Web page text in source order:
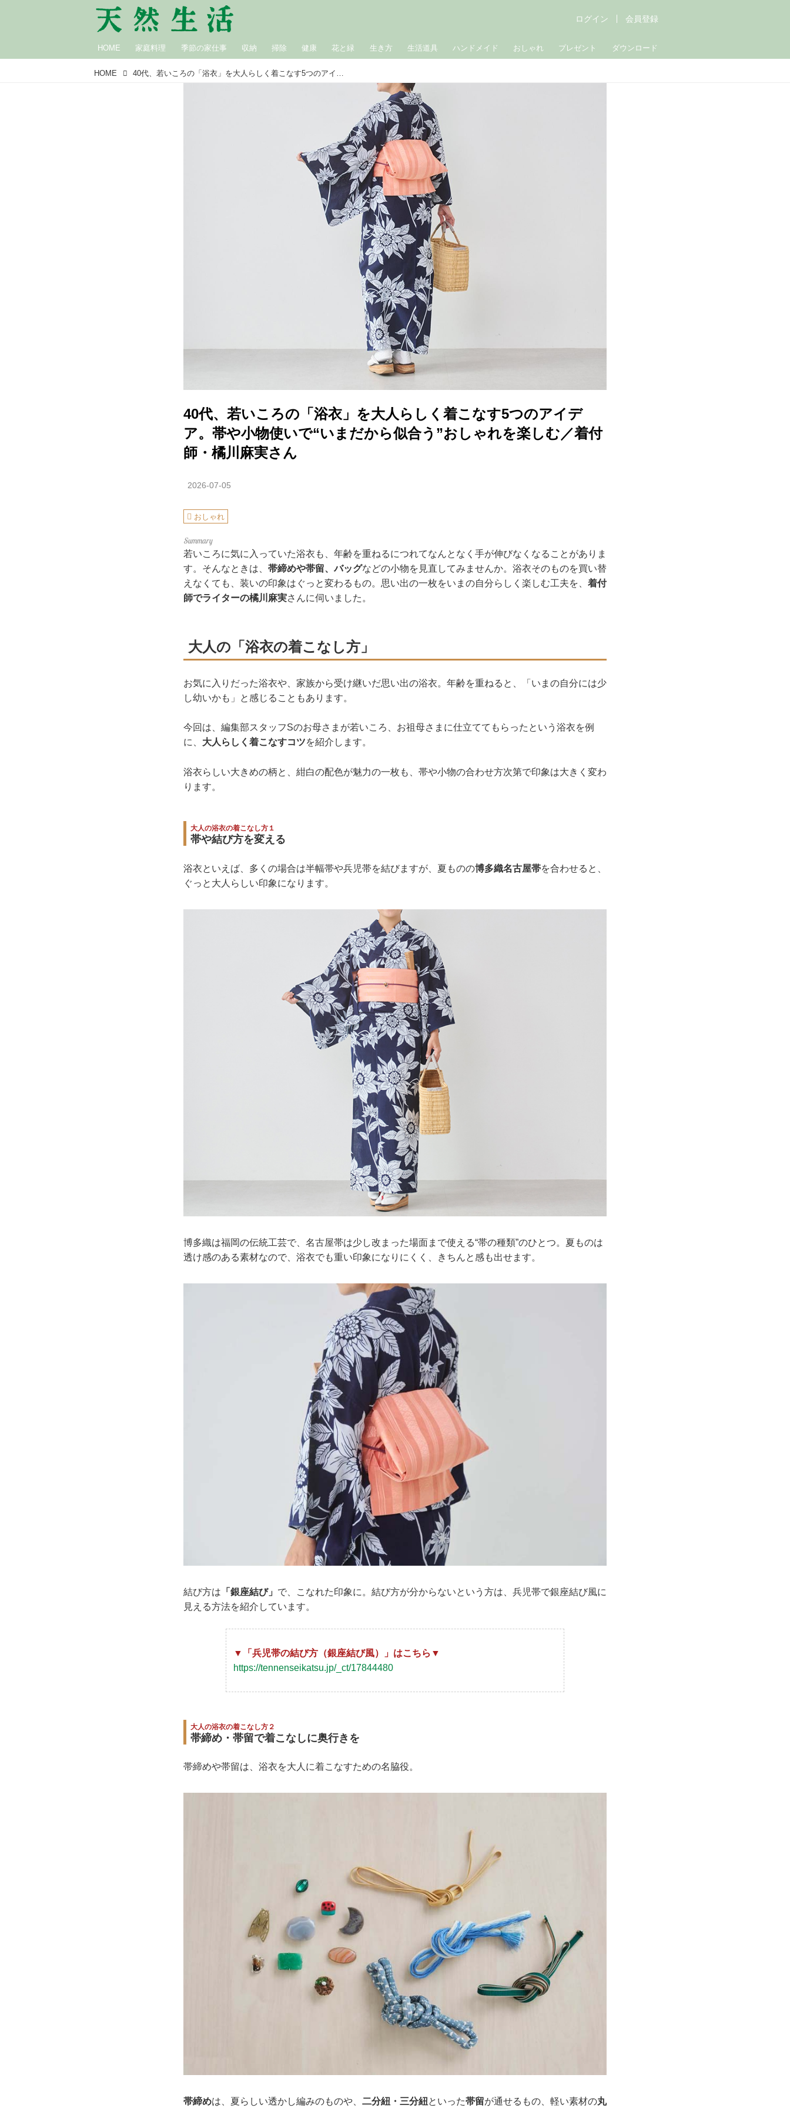
HOME 家庭料理 季節の家仕事 収納 掃除 健康 花と緑 生き方 生活道具 ハンドメイド おしゃれ プレゼント ダウンロード
ログイン 会員登録
HOME 40代、若いころの「浴衣」を大人らしく着こなす5つのアイデア。帯や小物使いで“いまだから似合う”おしゃれを楽しむ／着付師・橘川麻実さん
40代、若いころの「浴衣」を大人らしく着こなす5つのアイデ
ア。帯や小物使いで“いまだから似合う”おしゃれを楽しむ／着付
師・橘川麻実さん
2026-07-05
おしゃれ
若いころに気に入っていた浴衣も、年齢を重ねるにつれてなんとなく手が伸びなくなることがありま
す。そんなときは、 帯締めや帯留、バッグなどの小物を見直してみませんか。浴衣そのものを買い替
えなくても、装いの印象はぐっと変わるもの。思い出の一枚をいまの自分らしく楽しむ工夫を、 着付
師でライターの橘川麻実さんに伺いました。
大人の「浴衣の着こなし方」
お気に入りだった浴衣や、家族から受け継いだ思い出の浴衣。年齢を重ねると、「いまの自分には少
し幼いかも」と感じることもあります。
今回は、編集部スタッフSのお母さまが若いころ、お祖母さまに仕立ててもらったという浴衣を例
に、 大人らしく着こなすコツを紹介します。
浴衣らしい大きめの柄と、紺白の配色が魅力の一枚も、帯や小物の合わせ方次第で印象は大きく変わ
ります。
大人の浴衣の着こなし方１
帯や結び方を変える
浴衣といえば、多くの場合は半幅帯や兵児帯を結びますが、夏ものの博多織名古屋帯を合わせると、
ぐっと大人らしい印象になります。
博多織は福岡の伝統工芸で、名古屋帯は少し改まった場面まで使える“帯の種類”のひとつ。夏ものは
透け感のある素材なので、浴衣でも重い印象になりにくく、きちんと感も出せます。
結び方は 「銀座結び」 で、こなれた印象に。結び方が分からないという方は、兵児帯で銀座結び風に
見える方法を紹介しています。
▼「兵児帯の結び方（銀座結び風）」はこちら▼
https://tennenseikatsu.jp/_ct/17844480
大人の浴衣の着こなし方２
帯締め・帯留で着こなしに奥行きを
帯締めや帯留は、浴衣を大人に着こなすための名脇役。
帯締めは、夏らしい透かし編みのものや、 二分紐・三分紐といった帯留が通せるもの、軽い素材の丸